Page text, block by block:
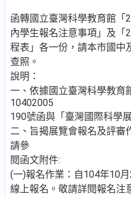
函轉國立臺灣科學教育館「
內學生報名注意事項」及「
程表」各一份，請本市國中
查照。
說明：
一、依據國立臺灣科學教育
10402005
190號函與「臺灣國際科學
二、旨揭展覽會報名及評審
請參
閱函文附件:
(一)報名作業：自104年10
線上報名。敬請詳閱報名注